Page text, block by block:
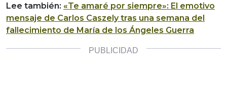
Lee también: «Te amaré por siempre»: El emotivo
mensaje de Carlos Caszely tras una semana del
fallecimiento de María de los Ángeles Guerra